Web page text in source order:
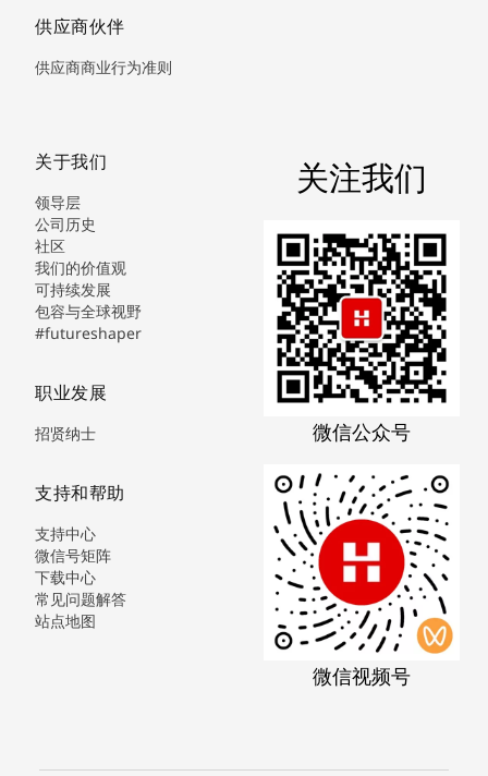
供应商伙伴
供应商商业行为准则
关于我们
领导层
公司历史
社区
我们的价值观
可持续发展
包容与全球视野
#futureshaper
职业发展
招贤纳士
支持和帮助
支持中心
微信号矩阵
下载中心
常见问题解答
站点地图
关注我们
微信公众号
微信视频号